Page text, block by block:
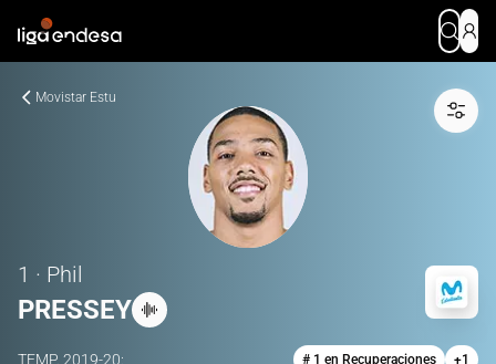
Movistar Estu
1 · Phil
PRESSEY
TEMP. 2019-20: # 1 en Recuperaciones +1